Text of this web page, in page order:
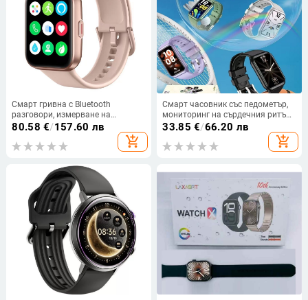
Смарт гривна с Bluetooth
разговори, измерване на
сърдечната честота и нивото на
кислород в кръвта, Alexa гласово
управление, режим за множество
80.58 €/157.60 лв
add_shopping_cart
Смарт часовник със педометър,
мониторинг на сърдечния ритъм,
мониторинг на съня, детекция на
кислород в кръвта и Bluetooth
разговори
33.85 €/66.20 лв
add_shopping_cart